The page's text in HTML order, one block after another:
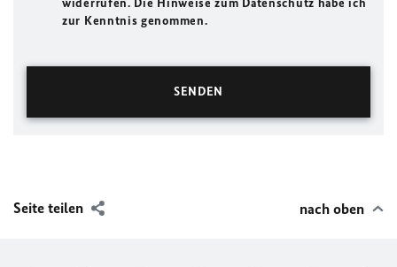
widerrufen. Die Hinweise zum Datenschutz habe ich
zur Kenntnis genommen.
Seite teilen nach oben